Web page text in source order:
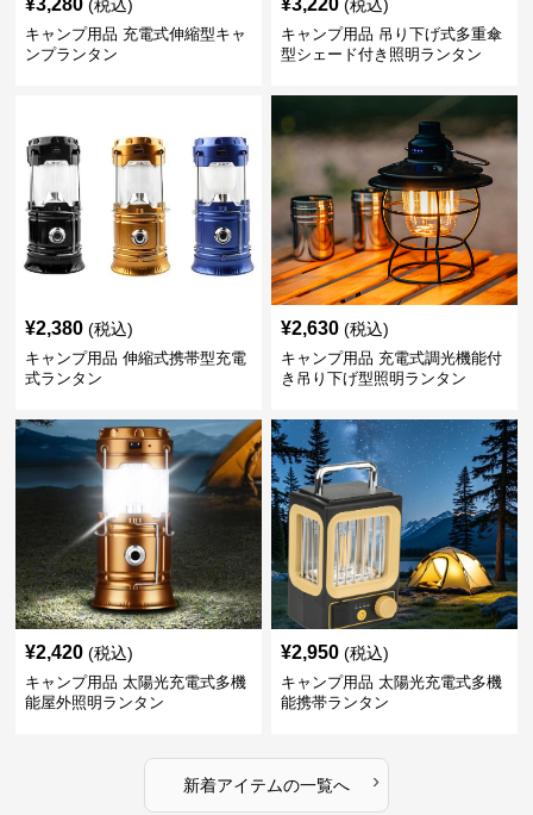
¥3,280 (税込)
キャンプ用品 充電式伸縮型キャ
ンプランタン
¥3,220 (税込)
キャンプ用品 吊り下げ式多重傘
型シェード付き照明ランタン
¥2,380 (税込)
キャンプ用品 伸縮式携帯型充電
式ランタン
¥2,630 (税込)
キャンプ用品 充電式調光機能付
き吊り下げ型照明ランタン
¥2,420 (税込)
キャンプ用品 太陽光充電式多機
能屋外照明ランタン
¥2,950 (税込)
キャンプ用品 太陽光充電式多機
能携帯ランタン
新着アイテムの一覧へ ›